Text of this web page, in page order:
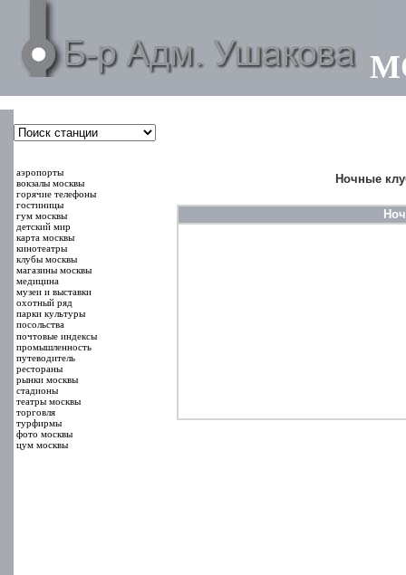
аэропорты
вокзалы москвы
горячие телефоны
гостиницы
гум москвы
детский мир
карта москвы
кинотеатры
клубы москвы
магазины москвы
медицина
музеи и выставки
охотный ряд
парки культуры
посольства
почтовые индексы
промышленность
путеводитель
рестораны
рынки москвы
стадионы
театры москвы
торговля
турфирмы
фото москвы
цум москвы
Ночные